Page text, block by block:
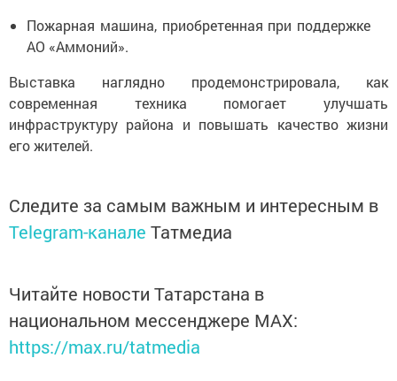
Пожарная машина, приобретенная при поддержке
АО «Аммоний».
Выставка наглядно продемонстрировала, как
современная техника помогает улучшать
инфраструктуру района и повышать качество жизни
его жителей.
Следите за самым важным и интересным в
Telegram-канале Татмедиа
Читайте новости Татарстана в
национальном мессенджере MАХ:
https://max.ru/tatmedia